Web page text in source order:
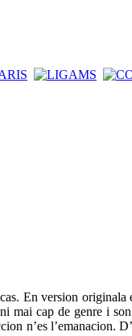
En version
mai cap de genre i
n’es l’emanacion.